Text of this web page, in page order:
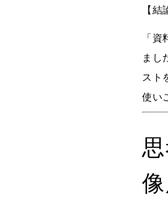
【
「
まし
スト
使い